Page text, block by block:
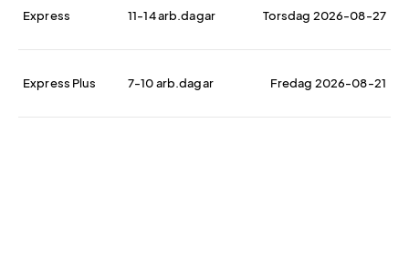
Express 11-14 arb.dagar Torsdag 2026-08-27
Express Plus 7-10 arb.dagar Fredag 2026-08-21